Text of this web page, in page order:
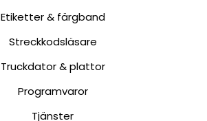
Etiketter & färgband
Streckkodsläsare
Truckdator & plattor
Programvaror
Tjänster